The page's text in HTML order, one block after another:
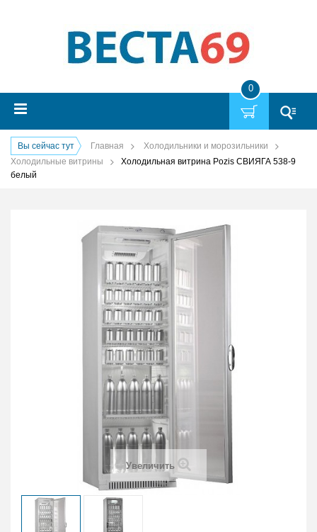
0
Вы сейчас тут Главная
Холодильники и морозильники
Холодильные витрины
Холодильная витрина Pozis СВИЯГА 538-9
белый
Увеличить